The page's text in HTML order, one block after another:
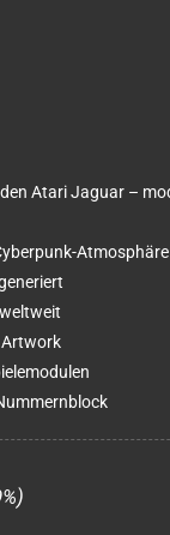
Atari Jaguar –
Atmosphäre